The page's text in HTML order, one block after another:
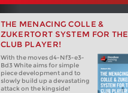
THE MENACING COLLE &
ZUKERTORT SYSTEM FOR THE
CLUB PLAYER!
With the moves d4-Nf3-e3-
Bd3 White aims for simple
piece development and to
slowly build up a devastating
attack on the kingside!